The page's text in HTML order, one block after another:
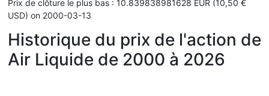
Prix de clôture le plus bas : 10.839838981628 EUR (10,50 €
USD) on 2000-03-13
Historique du prix de l'action de
Air Liquide de 2000 à 2026